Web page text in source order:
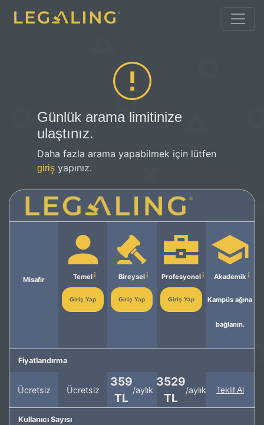
Günlük arama limitinize
ulaştınız.
Daha fazla arama yapabilmek için lütfen
giriş yapınız.
Misafir Temel
Giriş Yap
Bireysel
Giriş Yap
Profesyonel
Giriş Yap
Akademik
Kampüs ağına
bağlanın.
Fiyatlandırma
Ücretsiz Ücretsiz
359
TL
/aylık
3529
TL
/aylık Teklif Al
Kullanıcı Sayısı